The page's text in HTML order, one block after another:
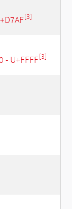
[3]
- U+FFFF[3]